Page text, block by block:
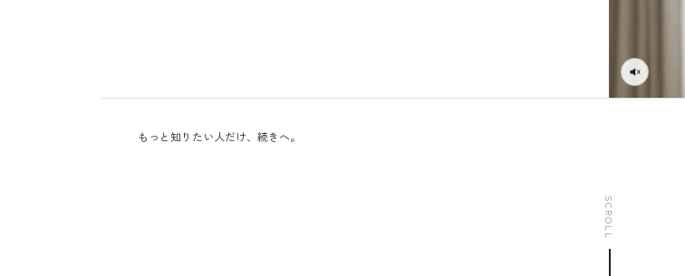
もっと知りたい人だけ、続きへ。
SCROLL